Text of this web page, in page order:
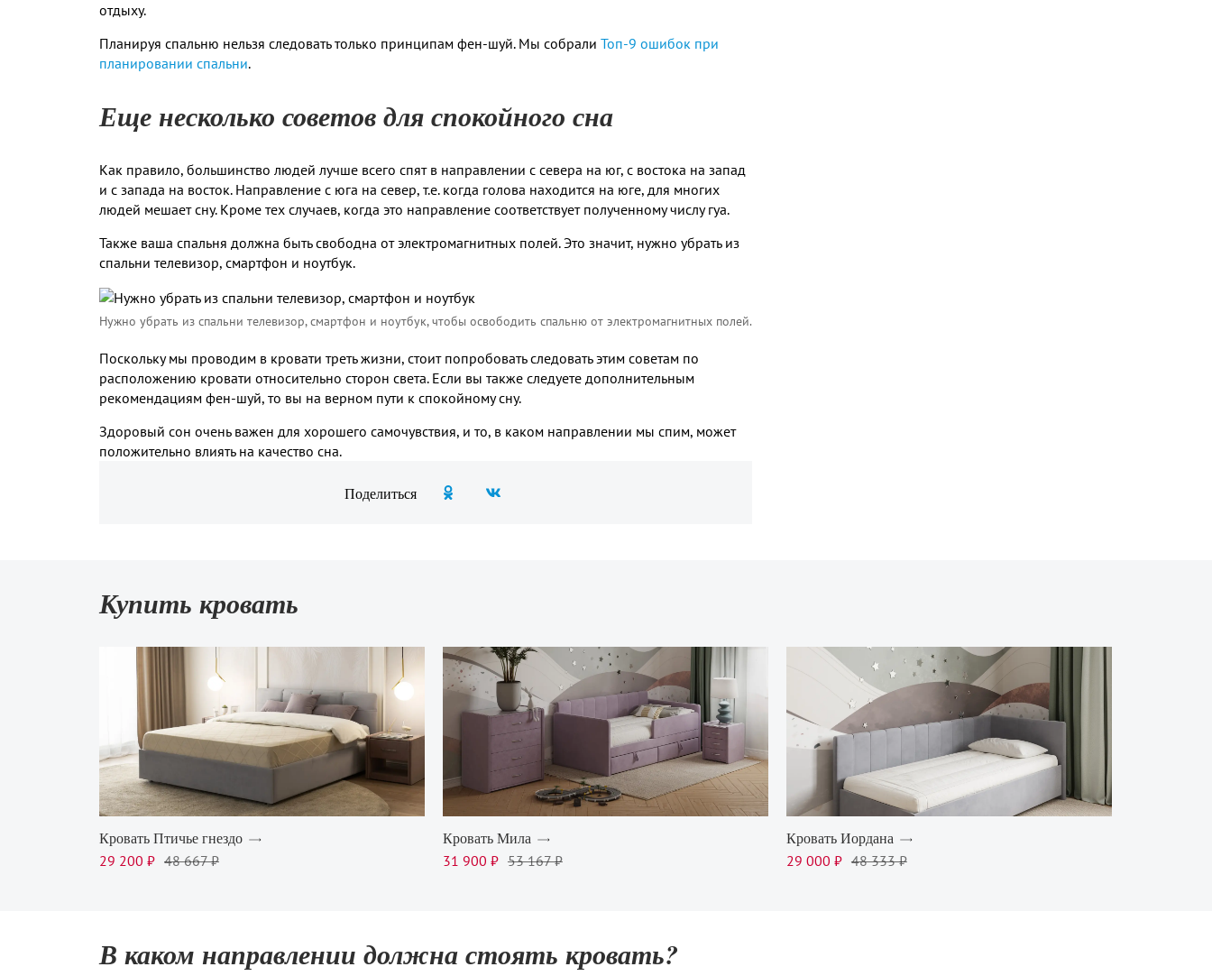
отдыху.
Планируя спальню нельзя следовать только принципам фен-шуй. Мы собрали Топ-9 ошибок при
планировании спальни.
Еще несколько советов для спокойного сна
Как правило, большинство людей лучше всего спят в направлении с севера на юг, с востока на запад
и с запада на восток. Направление с юга на север, т.е. когда голова находится на юге, для многих
людей мешает сну. Кроме тех случаев, когда это направление соответствует полученному числу гуа.
Также ваша спальня должна быть свободна от электромагнитных полей. Это значит, нужно убрать из
спальни телевизор, смартфон и ноутбук.
Нужно убрать из спальни телевизор, смартфон и ноутбук, чтобы освободить спальню от электромагнитных полей.
Поскольку мы проводим в кровати треть жизни, стоит попробовать следовать этим советам по
расположению кровати относительно сторон света. Если вы также следуете дополнительным
рекомендациям фен-шуй, то вы на верном пути к спокойному сну.
Здоровый сон очень важен для хорошего самочувствия, и то, в каком направлении мы спим, может
положительно влиять на качество сна.
Поделиться
Купить кровать
Кровать Птичье гнездо
29 200 ₽ 48 667 ₽
Кровать Мила
31 900 ₽ 53 167 ₽
Кровать Иордана
29 000 ₽ 48 333 ₽
В каком направлении должна стоять кровать?